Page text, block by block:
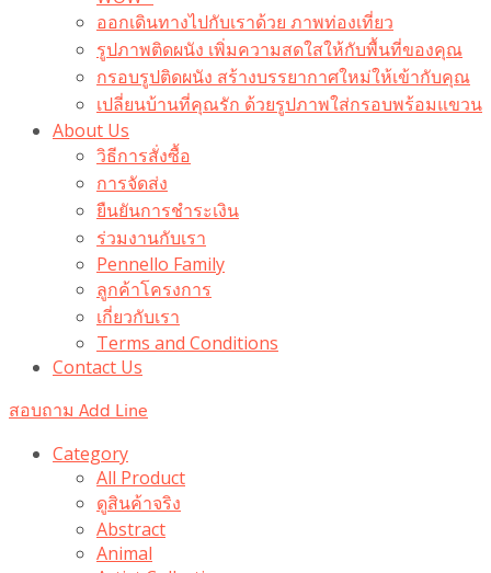
ออกเดินทางไปกับเราด้วย ภาพท่องเที่ยว
รูปภาพติดผนัง เพิ่มความสดใสให้กับพื้นที่ของคุณ
กรอบรูปติดผนัง สร้างบรรยากาศใหม่ให้เข้ากับคุณ
เปลี่ยนบ้านที่คุณรัก ด้วยรูปภาพใส่กรอบพร้อมแขวน​
About Us
วิธีการสั่งซื้อ
การจัดส่ง
ยืนยันการชำระเงิน
ร่วมงานกับเรา
Pennello Family
ลูกค้าโครงการ
เกี่ยวกับเรา
Terms and Conditions
Contact Us
สอบถาม Add Line
Category
All Product
ดูสินค้าจริง
Abstract
Animal